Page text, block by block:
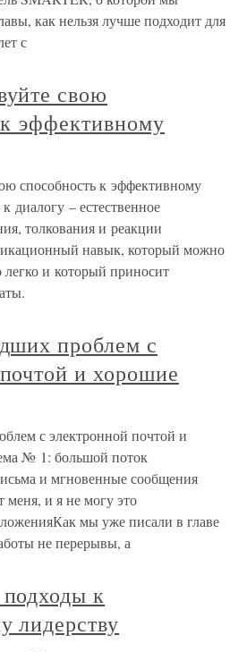
как нельзя лучше подходит для
с
свою
эффективному
способность к эффективному
диалогу – естественное
толкования и реакции
навык, который можно
легко и который приносит
проблем с
и хорошие
с электронной почтой и
№ 1: большой поток
и мгновенные сообщения
и я не могу это
мы уже писали в главе
не перерывы, а
к
лидерству